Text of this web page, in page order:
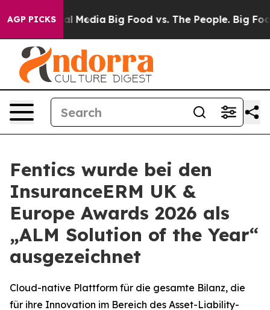
AGP PICKS
Social Media Big Food vs. The People. Big Food’s
Fentics wurde bei den
InsuranceERM UK &
Europe Awards 2026 als
„ALM Solution of the Year“
ausgezeichnet
Cloud-native Plattform für die gesamte Bilanz, die
für ihre Innovation im Bereich des Asset-Liability-